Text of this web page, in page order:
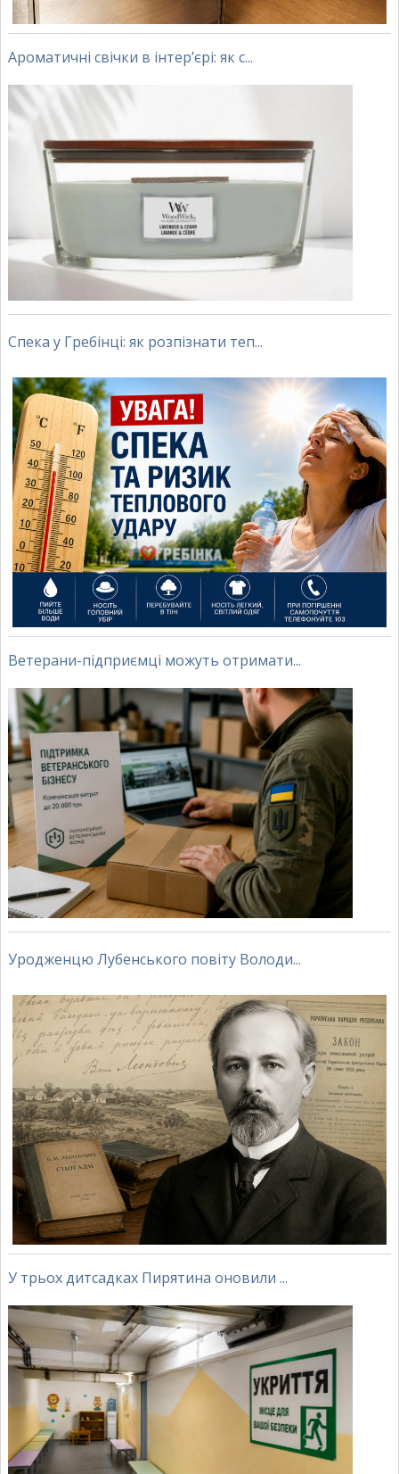
Ароматичні свічки в інтер’єрі: як с...
Спека у Гребінці: як розпізнати теп...
Ветерани-підприємці можуть отримати...
Уродженцю Лубенського повіту Володи...
У трьох дитсадках Пирятина оновили ...